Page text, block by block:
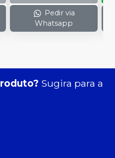
Pedir via
Whatsapp
Sugira para a